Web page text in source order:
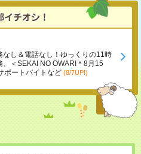
なし＆電話なし！ゆっくりの11時
、＜SEKAI NO OWARI＊8月15
ポートバイトなど (8/7UP!)